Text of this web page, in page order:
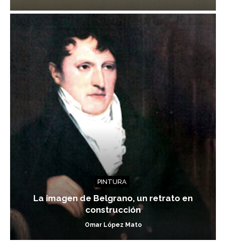
PINTURA
La imagen de Belgrano, un retrato en
construcción
Omar López Mato